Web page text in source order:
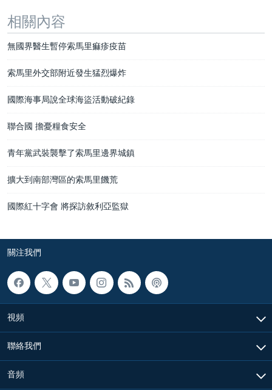
相關內容
無國界醫生暫停索馬里痲疹疫苗
索馬里外交部附近發生猛烈爆炸
國際海事局說全球海盜活動破紀錄
聯合國 擔憂糧食安全
青年黨武裝襲擊了索馬里邊界城鎮
擴大到南部灣區的索馬里饑荒
國際紅十字會 將探訪敘利亞監獄
關注我們
視頻
聯絡我們
音頻